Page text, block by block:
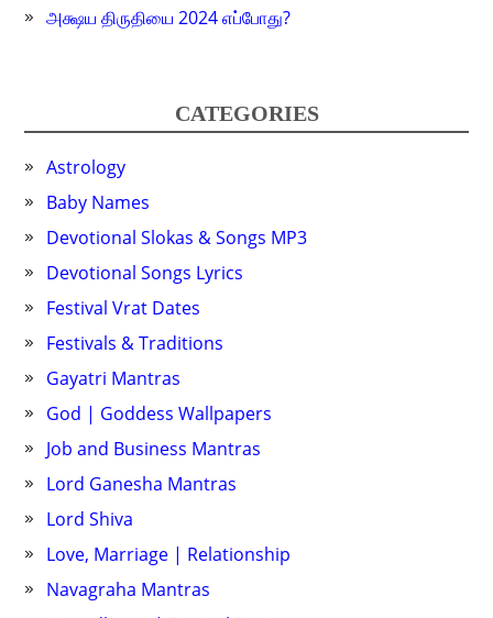
அக்ஷய திருதியை 2024 எப்போது?
CATEGORIES
Astrology
Baby Names
Devotional Slokas & Songs MP3
Devotional Songs Lyrics
Festival Vrat Dates
Festivals & Traditions
Gayatri Mantras
God | Goddess Wallpapers
Job and Business Mantras
Lord Ganesha Mantras
Lord Shiva
Love, Marriage | Relationship
Navagraha Mantras